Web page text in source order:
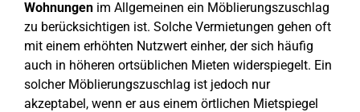
Wohnungen im Allgemeinen ein Möblierungszuschlag
zu berücksichtigen ist. Solche Vermietungen gehen oft
mit einem erhöhten Nutzwert einher, der sich häufig
auch in höheren ortsüblichen Mieten widerspiegelt. Ein
solcher Möblierungszuschlag ist jedoch nur
akzeptabel, wenn er aus einem örtlichen Mietspiegel